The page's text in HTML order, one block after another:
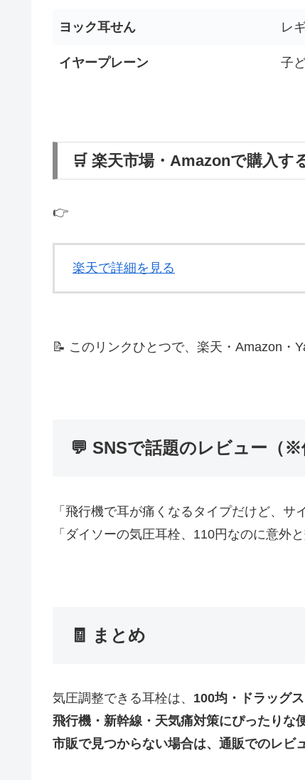
ヨック耳せん レ
イヤープレーン 子
🛒 楽天市場・Amazonで購入す
👉
楽天で詳細を見る
📝 このリンクひとつで、楽天・Amazon・
💬 SNSで話題のレビュー（※
「飛行機で耳が痛くなるタイプだけど、サ
「ダイソーの気圧耳栓、110円なのに意外
🧾 まとめ
気圧調整できる耳栓は、 100均・ドラッグ
飛行機・新幹線・天気痛対策にぴったりな
市販で見つからない場合は、通販でのレビ